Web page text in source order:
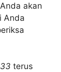
akan
Anda
terus